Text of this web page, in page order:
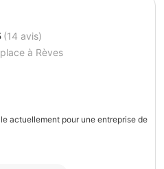
(14 avis)
à Rèves
actuellement pour une entreprise de